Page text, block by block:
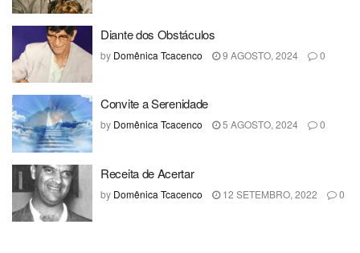
Diante dos Obstáculos
by Domênica Tcacenco 9 AGOSTO, 2024 0
Convite a Serenidade
by Domênica Tcacenco 5 AGOSTO, 2024 0
Receita de Acertar
by Domênica Tcacenco 12 SETEMBRO, 2022 0